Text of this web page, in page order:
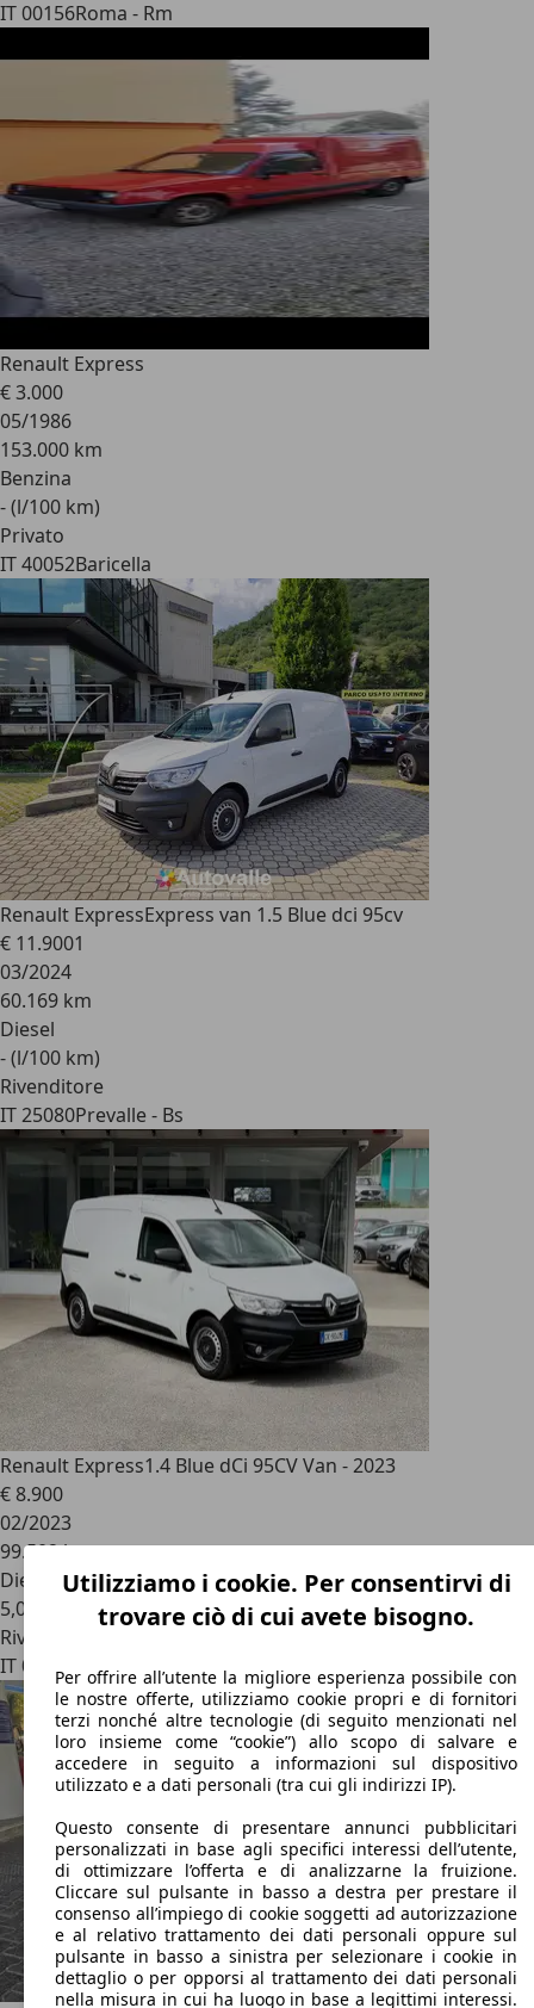
IT 00156Roma - Rm
Renault Express
€ 3.000
05/1986
153.000 km
Benzina
- (l/100 km)
Privato
IT 40052Baricella
Renault ExpressExpress van 1.5 Blue dci 95cv
€ 11.9001
03/2024
60.169 km
Diesel
- (l/100 km)
Rivenditore
IT 25080Prevalle - Bs
Renault Express1.4 Blue dCi 95CV Van - 2023
€ 8.900
02/2023
99.502 km
Diesel
5,0 l/100 km (comb.)
Rivenditore
IT 00156
Roma - Rm
Utilizziamo i cookie. Per consentirvi di
trovare ciò di cui avete bisogno.
Per offrire all’utente la migliore esperienza possibile con
le nostre offerte, utilizziamo cookie propri e di fornitori
terzi nonché altre tecnologie (di seguito menzionati nel
loro insieme come “cookie”) allo scopo di salvare e
accedere in seguito a informazioni sul dispositivo
utilizzato e a dati personali (tra cui gli indirizzi IP).
Questo consente di presentare annunci pubblicitari
personalizzati in base agli specifici interessi dell’utente,
di ottimizzare l’offerta e di analizzarne la fruizione.
Cliccare sul pulsante in basso a destra per prestare il
consenso all’impiego di cookie soggetti ad autorizzazione
e al relativo trattamento dei dati personali oppure sul
pulsante in basso a sinistra per selezionare i cookie in
dettaglio o per opporsi al trattamento dei dati personali
nella misura in cui ha luogo in base a legittimi interessi.